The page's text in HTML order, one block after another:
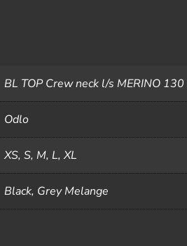
BL TOP Crew neck l/s MERINO 130
Odlo
XS, S, M, L, XL
Black, Grey Melange